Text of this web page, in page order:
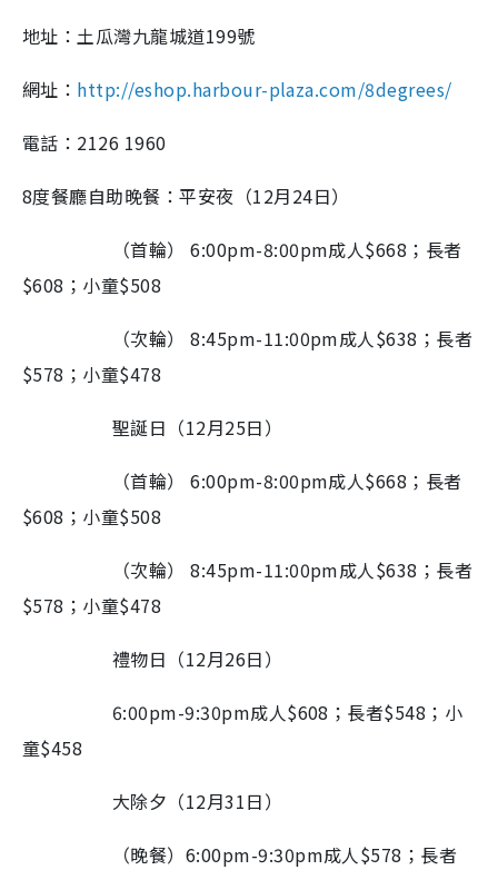
地址：土瓜灣九龍城道199號
網址： http://eshop.harbour-plaza.com/8degrees/
電話： 2126 1960
8度餐廳自助晚餐：平安夜（12月24日）
（首輪）
6:00pm-8:00pm成人$668 ；長者
$608 ；小童$508
（次輪）
8:45pm-11:00pm成人$638 ；長者
$578 ；小童$478
聖誕日（12月25日）
（首輪）
6:00pm-8:00pm成人$668 ；長者
$608 ；小童$508
（次輪）
8:45pm-11:00pm成人$638 ；長者
$578 ；小童$478
禮物日（12月26日）
6:00pm-9:30pm成人$608 ；長者$548 ；小
童$458
大除夕（12月31日）
（晚餐） 6:00pm-9:30pm成人$578 ；長者